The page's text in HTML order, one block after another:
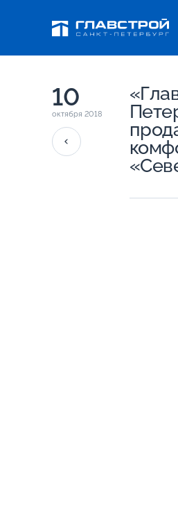
10
октября 2018